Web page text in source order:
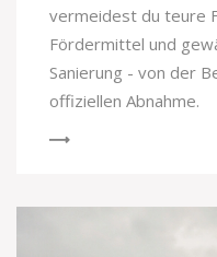
vermeidest du teure
Fördermittel und
Sanierung - von der
offiziellen Abnahme.